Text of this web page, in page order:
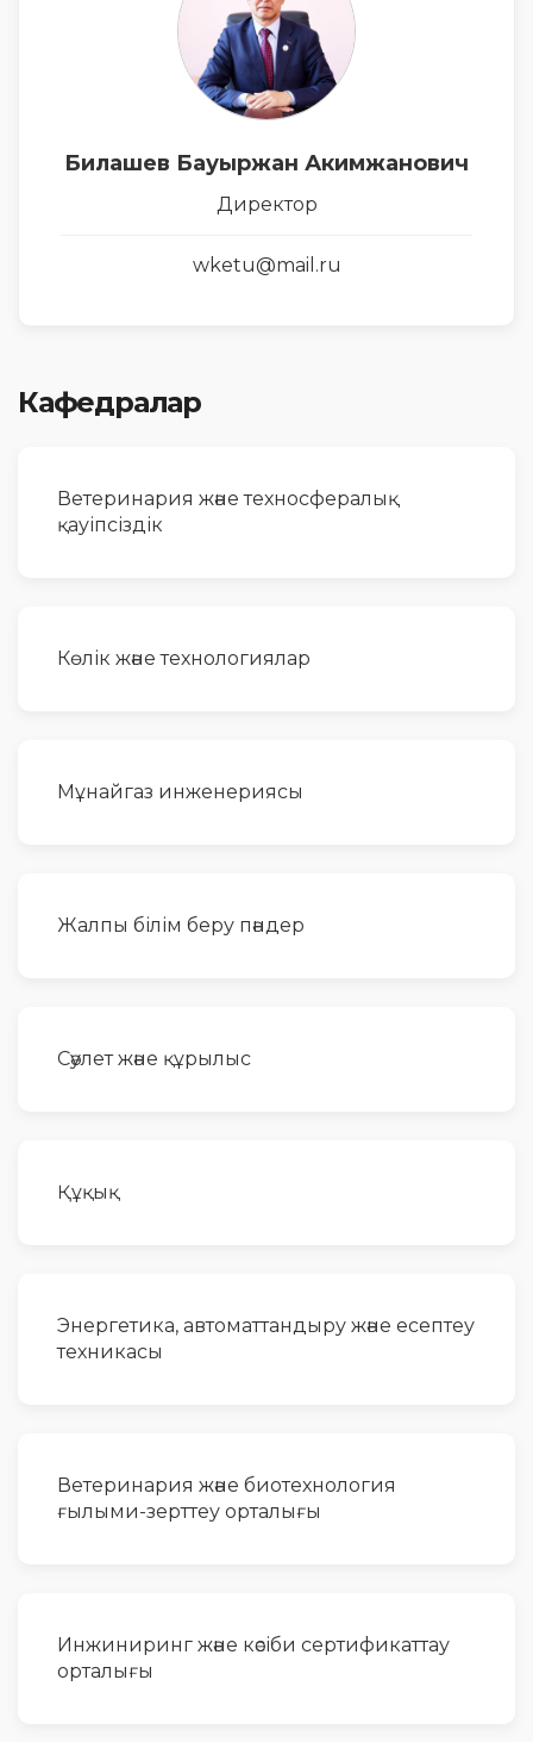
Билашев Бауыржан Акимжанович
Директор
wketu@mail.ru
Кафедралар
Ветеринария және техносфералық
қауіпсіздік
Көлік және технологиялар
Мұнайгаз инженериясы
Жалпы білім беру пәндер
Сәулет және құрылыс
Құқық
Энергетика, автоматтандыру және есептеу
техникасы
Ветеринария және биотехнология
ғылыми-зерттеу орталығы
Инжиниринг және кәсіби сертификаттау
орталығы